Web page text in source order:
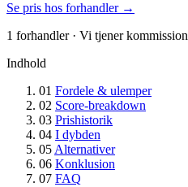
Se pris hos forhandler →
1 forhandler · Vi tjener kommission
Indhold
01 Fordele & ulemper
02 Score-breakdown
03 Prishistorik
04 I dybden
05 Alternativer
06 Konklusion
07 FAQ